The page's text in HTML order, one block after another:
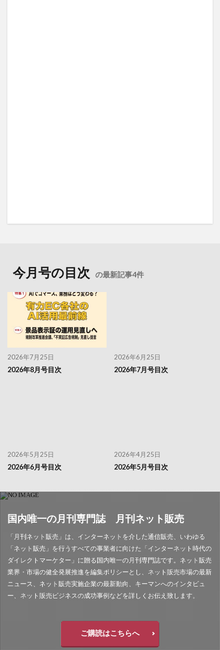
今月号の目次 の最新記事4件
2026年7月25日
2026年8月号目次
2026年6月25日
2026年7月号目次
2026年5月25日
2026年6月号目次
2026年4月25日
2026年5月号目次
国内唯一の月刊専門誌 月刊ネット販売
「月刊ネット販売」は、インターネットを介した通信販売、いわゆる
「ネット販売」を行うすべての事業者に向けた「インターネット時代の
ダイレクトマーケター」に贈る国内唯一の月刊専門誌です。ネット販売
業界・市場の健全発展推進を編集ポリシーとし、ネット販売市場の最新
ニュース、ネット販売実施企業の最新動向、キーマンへのインタビュ
ー、ネット販売ビジネスの成功事例などを詳しくお伝え致します。
ご購読はこちらへ